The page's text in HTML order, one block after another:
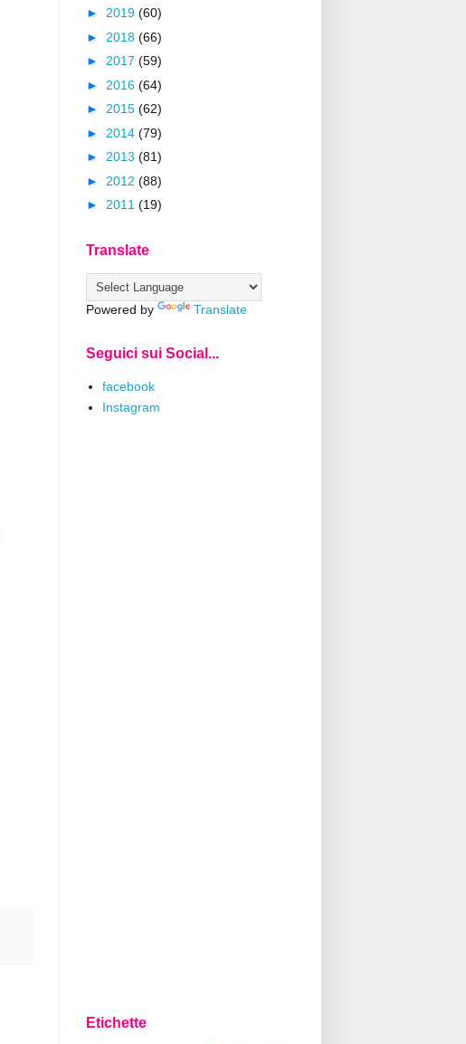
► 2019 (60)
► 2018 (66)
► 2017 (59)
► 2016 (64)
► 2015 (62)
► 2014 (79)
► 2013 (81)
► 2012 (88)
► 2011 (19)
Translate
Powered by Translate
Seguici sui Social...
facebook
Instagram
Etichette